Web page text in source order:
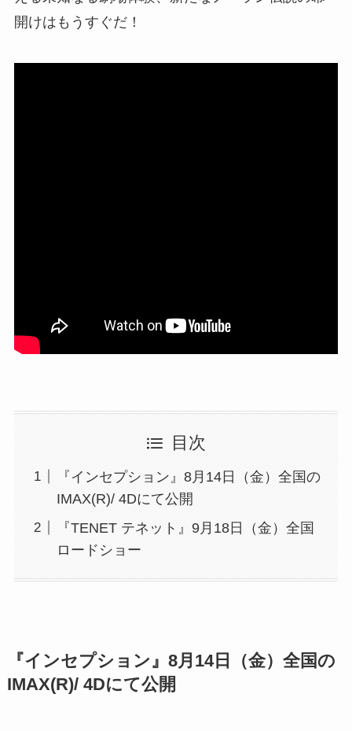
開けはもうすぐだ！
目次
『インセプション』8月14日（金）全国の
IMAX(R)/ 4Dにて公開
『TENET テネット』9月18日（金）全国
ロードショー
『インセプション』8月14日（金）全国の
IMAX(R)/ 4Dにて公開